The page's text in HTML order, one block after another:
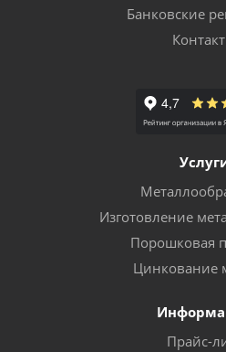
Банковские
Изготовление
Порошковая
Цинкование
Прайс-